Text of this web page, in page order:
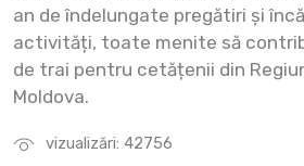
vizualizări: 42756
an de îndelungate pregătiri și
activități, toate menite să
de trai pentru cetățenii din
Moldova.